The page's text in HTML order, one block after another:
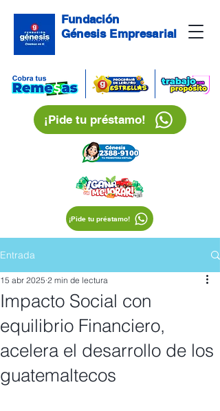
Fundación
Génesis Empresarial
¡Pide tu préstamo!
¡Pide tu préstamo!
Entrada
Impacto Social con
equilibrio Financiero,
acelera el desarrollo de los
guatemaltecos
15 abr 2025 2 min de lectura